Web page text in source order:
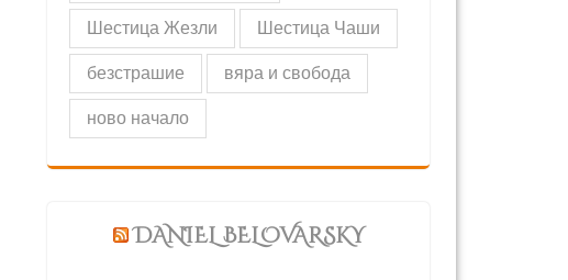
Шестица Жезли
Шестица Чаши
безстрашие
вяра и свобода
ново начало
DANIEL BELOVARSKY